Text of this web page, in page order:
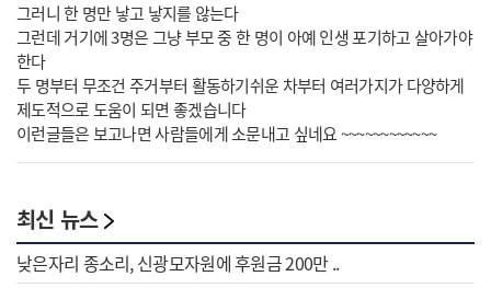
그러니 한 명만 낳고 낳지를 않는다
그런데 거기에 3명은 그냥 부모 중 한 명이 아예 인생 포기하고 살아가야
한다
두 명부터 무조건 주거부터 활동하기쉬운 차부터 여러가지가 다양하게
제도적으로 도움이 되면 좋겠습니다
이런글들은 보고나면 사람들에게 소문내고 싶네요 ~~~~~~~~~~~~
최신 뉴스
낮은자리 종소리, 신광모자원에 후원금 200만 ..